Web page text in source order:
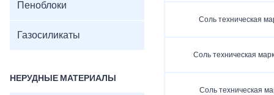
Пеноблоки
Газосиликаты
НЕРУДНЫЕ МАТЕРИАЛЫ
Соль техническая
Соль техническая
Соль техническая